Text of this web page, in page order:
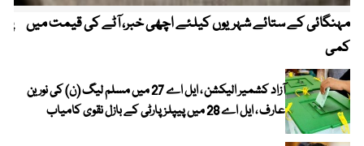
مہنگائی کے ستائے شہریوں کیلئے اچھی خبر، آٹے کی قیمت میں
کمی
آزاد کشمیر الیکشن ، ایل اے 27 میں مسلم لیگ (ن) کی نورین
عارف ، ایل اے 28 میں پیپلز پارٹی کے بازل نقوی کامیاب